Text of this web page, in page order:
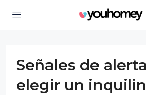
Señales de
elegir un